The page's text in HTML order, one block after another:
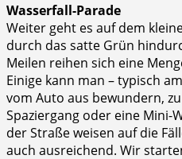
Wasserfall-Parade
Weiter geht es auf dem
durch das satte Grün
Meilen reihen sich eine
Einige kann man – typisch
vom Auto aus bewundern,
Spaziergang oder eine Mini-
der Straße weisen auf die
auch ausreichend. Wir